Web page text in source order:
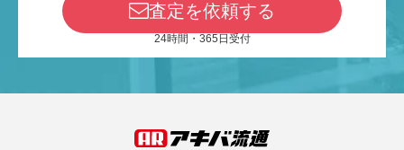
査定を依頼する
24時間・365日受付